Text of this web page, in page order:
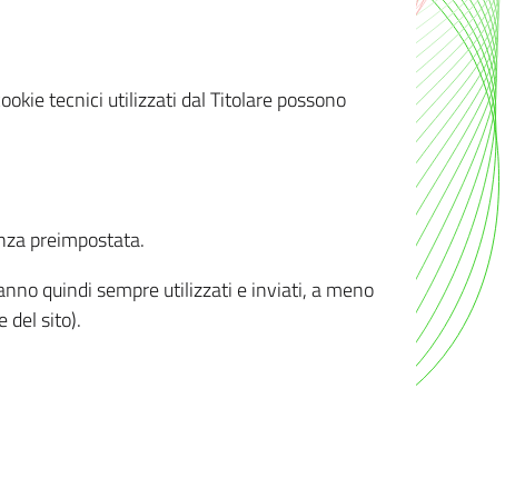
tecnici utilizzati dal Titolare possono
preimpostata.
quindi sempre utilizzati e inviati, a meno
del sito).